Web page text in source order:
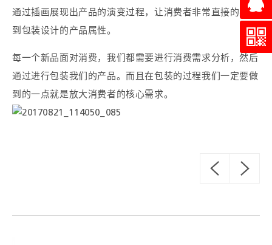
通过插画展现出产品的演变过程，让消费者非常直接的感受
到包装设计的产品属性。
每一个新品面对消费，我们都需要进行消费需求分析，然后
通过进行包装我们的产品。而且在包装的过程我们一定要做
到的一点就是放大消费者的核心需求。